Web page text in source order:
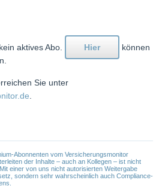
aktives Abo.
Hier
können
Sie unter
Abonnenten vom Versicherungsmonitor
der Inhalte – auch an Kollegen – ist nicht
einer von uns nicht autorisierten Weitergabe
sondern sehr wahrscheinlich auch Compliance-